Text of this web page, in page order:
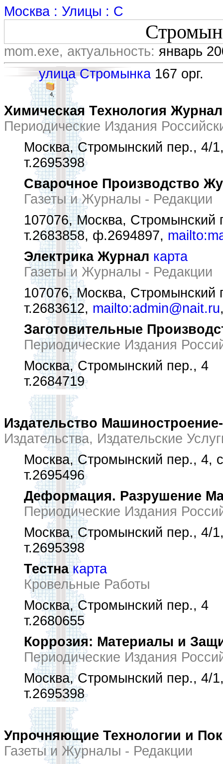
Москва : Улицы : С
mom.exe, актуальность: январь
улица Стромынка 167 орг.
4,
Химическая Технология Журнал
Периодические Издания
Москва, Стромынский пер., 4/
т.2695398
Сварочное Производство
Газеты и Журналы - Редакции
107076, Москва, Стромынский
т.2683858, ф.2694897,
Электрика Журнал карта
Газеты и Журналы - Редакции
107076, Москва, Стромынский
т.2683612, mailto:admin@nait.ru
Заготовительные
Периодические Издания
Москва, Стромынский пер., 4
т.2684719
Издательство
Издательства, Издательские
Москва, Стромынский пер., 4,
т.2695496
Деформация. Разрушение
Периодические Издания
Москва, Стромынский пер., 4/
т.2695398
Тестна карта
Кровельные Работы
Москва, Стромынский пер., 4
т.2680655
Коррозия: Материалы и
Периодические Издания
Москва, Стромынский пер., 4/
т.2695398
Упрочняющие Технологии и
Газеты и Журналы - Редакции